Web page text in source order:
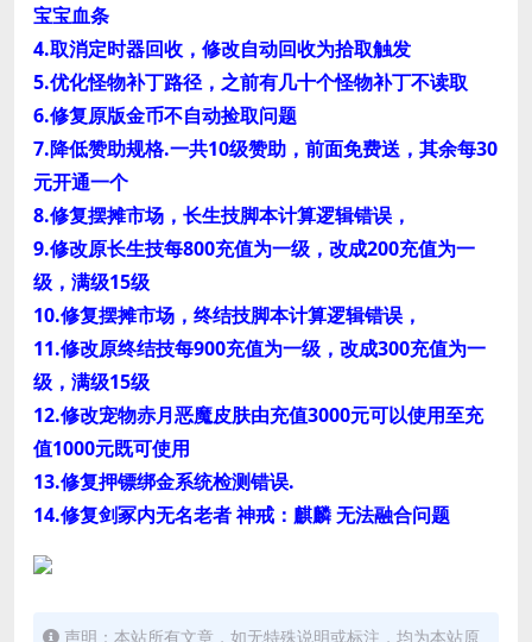
宝宝血条
4.取消定时器回收，修改自动回收为拾取触发
5.优化怪物补丁路径，之前有几十个怪物补丁不读取
6.修复原版金币不自动捡取问题
7.降低赞助规格.一共10级赞助，前面免费送，其余每30
元开通一个
8.修复摆摊市场，长生技脚本计算逻辑错误，
9.修改原长生技每800充值为一级，改成200充值为一
级，满级15级
10.修复摆摊市场，终结技脚本计算逻辑错误，
11.修改原终结技每900充值为一级，改成300充值为一
级，满级15级
12.修改宠物赤月恶魔皮肤由充值3000元可以使用至充
值1000元既可使用
13.修复押镖绑金系统检测错误.
14.修复剑冢内无名老者 神戒：麒麟 无法融合问题
声明：本站所有文章，如无特殊说明或标注，均为本站原